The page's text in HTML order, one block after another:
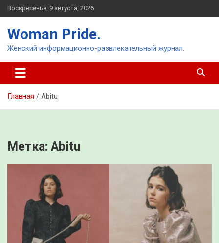
Перейти
к
Воскресенье, 9 августа, 2026
Woman Pride.
Женский информационно-развлекательный журнал.
Главная Abitu
Метка: Abitu